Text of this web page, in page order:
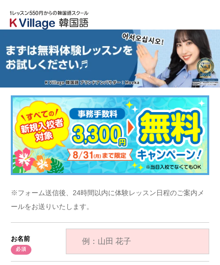
※フォーム送信後、24時間以内に体験レッスン日程のご案内メ
ールをお送りいたします。
お名前